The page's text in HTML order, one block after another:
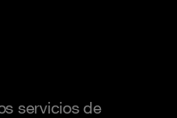
servicios de